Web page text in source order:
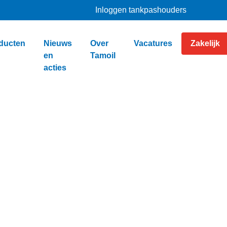
Inloggen tankpashouders
Nieuws
en
acties
Over
Tamoil
Vacatures Zakelijk